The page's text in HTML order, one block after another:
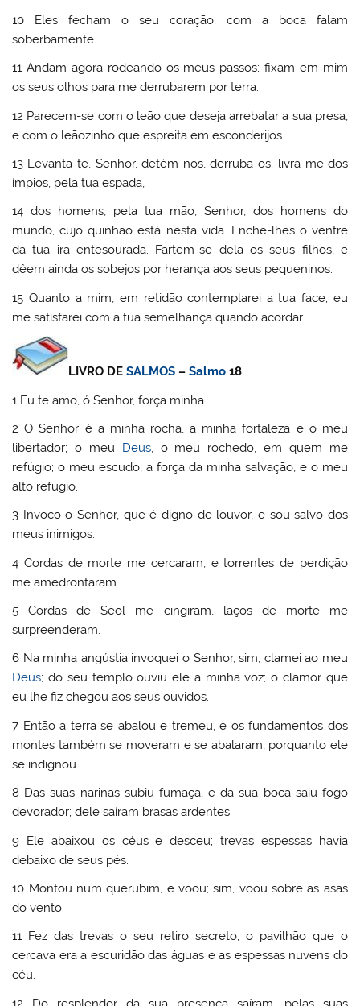
10 Eles fecham o seu coração; com a boca falam
soberbamente.
11 Andam agora rodeando os meus passos; fixam em mim
os seus olhos para me derrubarem por terra.
12 Parecem-se com o leão que deseja arrebatar a sua presa,
e com o leãozinho que espreita em esconderijos.
13 Levanta-te, Senhor, detém-nos, derruba-os; livra-me dos
ímpios, pela tua espada,
14 dos homens, pela tua mão, Senhor, dos homens do
mundo, cujo quinhão está nesta vida. Enche-lhes o ventre
da tua ira entesourada. Fartem-se dela os seus filhos, e
dêem ainda os sobejos por herança aos seus pequeninos.
15 Quanto a mim, em retidão contemplarei a tua face; eu
me satisfarei com a tua semelhança quando acordar.
LIVRO DESALMOS –Salmo 18
1 Eu te amo, ó Senhor, força minha.
2 O Senhor é a minha rocha, a minha fortaleza e o meu
libertador; o meu Deus, o meu rochedo, em quem me
refúgio; o meu escudo, a força da minha salvação, e o meu
alto refúgio.
3 Invoco o Senhor, que é digno de louvor, e sou salvo dos
meus inimigos.
4 Cordas de morte me cercaram, e torrentes de perdição
me amedrontaram.
5 Cordas de Seol me cingiram, laços de morte me
surpreenderam.
6 Na minha angústia invoquei o Senhor, sim, clamei ao meu
Deus; do seu templo ouviu ele a minha voz; o clamor que
eu lhe fiz chegou aos seus ouvidos.
7 Então a terra se abalou e tremeu, e os fundamentos dos
montes também se moveram e se abalaram, porquanto ele
se indignou.
8 Das suas narinas subiu fumaça, e da sua boca saiu fogo
devorador; dele saíram brasas ardentes.
9 Ele abaixou os céus e desceu; trevas espessas havia
debaixo de seus pés.
10 Montou num querubim, e voou; sim, voou sobre as asas
do vento.
11 Fez das trevas o seu retiro secreto; o pavilhão que o
cercava era a escuridão das águas e as espessas nuvens do
céu.